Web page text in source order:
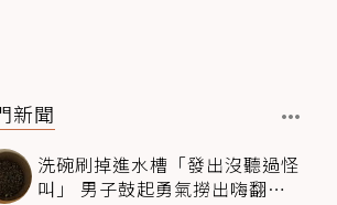
新聞
洗碗刷掉進水槽「發出沒聽過怪
叫」 男子鼓起勇氣撈出嗨翻：